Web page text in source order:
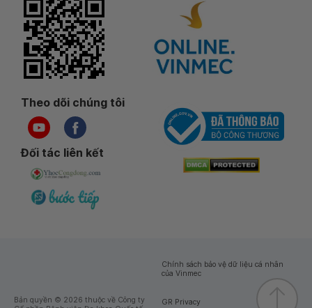
Theo dõi chúng tôi
Đối tác liên kết
Bản quyền © 2026 thuộc về Công ty
Chính sách bảo vệ dữ liệu cá nhân
của Vinmec
GR Privacy